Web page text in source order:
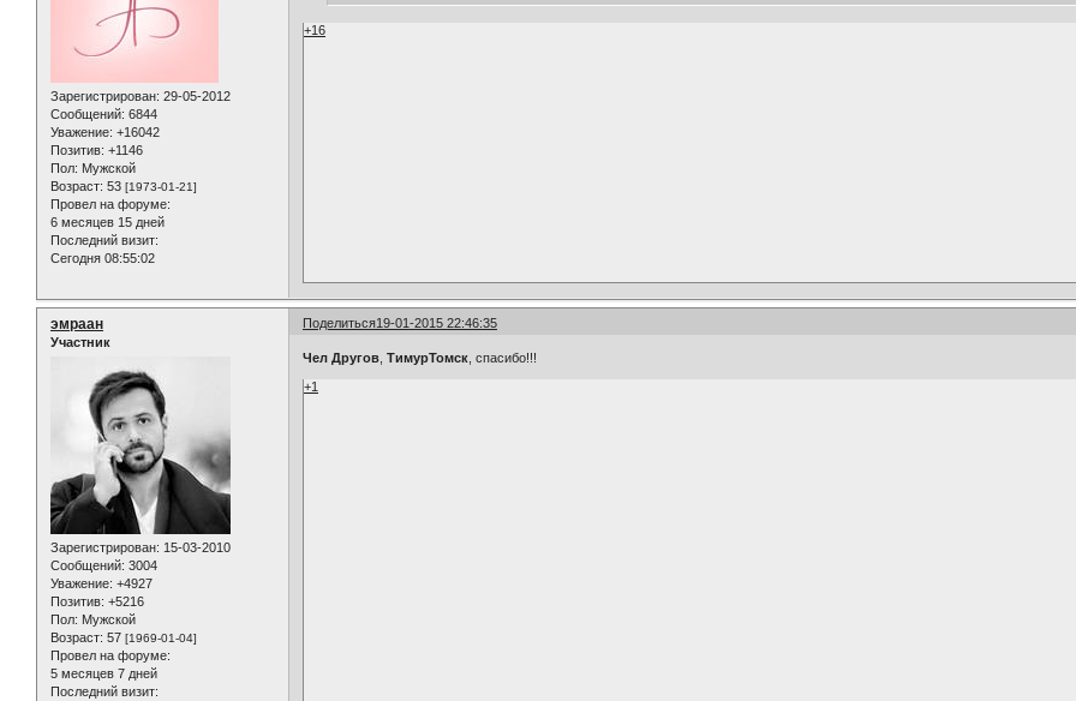
Зарегистрирован: 29-05-2012
Сообщений: 6844
Уважение: +16042
Позитив: +1146
Пол: Мужской
Возраст: 53 [1973-01-21]
Провел на форуме:
6 месяцев 15 дней
Последний визит:
Сегодня 08:55:02
+16
Поделиться19-01-2015 22:46:35
эмраан
Участник
Зарегистрирован: 15-03-2010
Сообщений: 3004
Уважение: +4927
Позитив: +5216
Пол: Мужской
Возраст: 57 [1969-01-04]
Провел на форуме:
5 месяцев 7 дней
Последний визит:
Чел Другов,ТимурТомск, спасибо!!!
+1